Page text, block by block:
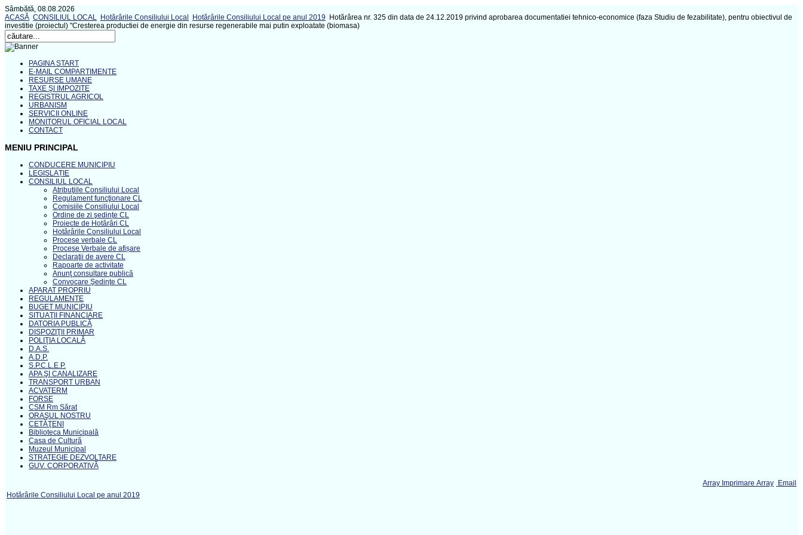
Sâmbătă, 08.08.2026
ACASĂ CONSILIUL LOCAL Hotărârile Consiliului Local Hotărârile Consiliului Local pe anul 2019
Hotărârea nr. 325 din data de 24.12.2019 privind aprobarea documentatiei tehnico-economice (faza Studiu de fezabilitate), pentru obiectivul de
investitie (proiectul) "Cresterea productiei de energie din resurse regenerabile mai putin exploatate (biomasa)
PAGINA START
E-MAIL COMPARTIMENTE
RESURSE UMANE
TAXE ŞI IMPOZITE
REGISTRUL AGRICOL
URBANISM
SERVICII ONLINE
MONITORUL OFICIAL LOCAL
CONTACT
MENIU PRINCIPAL
CONDUCERE MUNICIPIU
LEGISLAȚIE
CONSILIUL LOCAL
Atribuţiile Consiliului Local
Regulament funcţionare CL
Comisiile Consiliului Local
Ordine de zi şedinţe CL
Proiecte de Hotărâri CL
Hotărârile Consiliului Local
Procese verbale CL
Procese Verbale de afișare
Declaraţii de avere CL
Rapoarte de activitate
Anunţ consultare publică
Convocare Şedinţe CL
APARAT PROPRIU
REGULAMENTE
BUGET MUNICIPIU
SITUAŢII FINANCIARE
DATORIA PUBLICĂ
DISPOZIŢII PRIMAR
POLIŢIA LOCALĂ
D.A.S.
A.D.P.
S.P.C.L.E.P.
APA ŞI CANALIZARE
TRANSPORT URBAN
ACVATERM
FORSE
CSM Rm Sărat
ORAŞUL NOSTRU
CETĂŢENI
Biblioteca Municipală
Casa de Cultură
Muzeul Municipal
STRATEGIE DEZVOLTARE
GUV. CORPORATIVĂ
Array Imprimare Array
Email
Hotărârile Consiliului Local pe anul 2019